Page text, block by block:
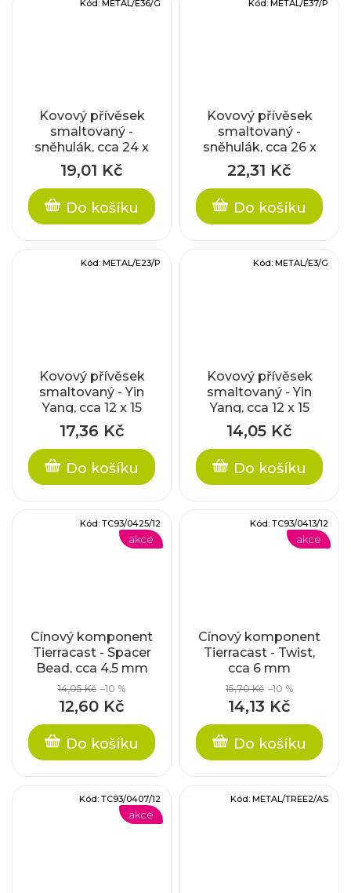
Kovový přívěsek
smaltovaný -
sněhulák, cca 24 x
14 x 1,5 mm
19,01 Kč
Do košíku
Kód: METAL/E36/G
Kovový přívěsek
smaltovaný -
sněhulák, cca 26 x
15 x 1,5 mm
22,31 Kč
Do košíku
Kód: METAL/E37/P
Kovový přívěsek
smaltovaný - Yin
Yang, cca 12 x 15
mm
17,36 Kč
Do košíku
Kód: METAL/E23/P
Kovový přívěsek
smaltovaný - Yin
Yang, cca 12 x 15
mm
14,05 Kč
Do košíku
Kód: METAL/E3/G
akce
Cínový komponent
Tierracast - Spacer
Bead, cca 4,5 mm
14,05 Kč –10 %
12,60 Kč
Do košíku
Kód: TC93/0425/12
akce
Cínový komponent
Tierracast - Twist,
cca 6 mm
15,70 Kč –10 %
14,13 Kč
Do košíku
Kód: TC93/0413/12
akce
Kód: TC93/0407/12 Kód: METAL/TREE2/AS